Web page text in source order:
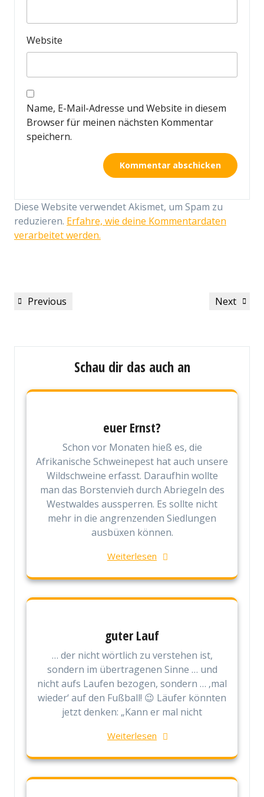
Website
Name, E-Mail-Adresse und Website in diesem
Browser für meinen nächsten Kommentar
speichern.
Diese Website verwendet Akismet, um Spam zu
reduzieren. Erfahre, wie deine Kommentardaten
verarbeitet werden.
Beitragsnavigation
Previous
Previous
Next
Next
Schau dir das auch an
euer Ernst?
Schon vor Monaten hieß es, die
Afrikanische Schweinepest hat auch unsere
Wildschweine erfasst. Daraufhin wollte
man das Borstenvieh durch Abriegeln des
Westwaldes aussperren. Es sollte nicht
mehr in die angrenzenden Siedlungen
ausbüxen können.
Weiterlesen
guter Lauf
… der nicht wörtlich zu verstehen ist,
sondern im übertragenen Sinne … und
nicht aufs Laufen bezogen, sondern … ‚mal
wieder‘ auf den Fußball! 😉 Läufer könnten
jetzt denken: „Kann er mal nicht
Weiterlesen